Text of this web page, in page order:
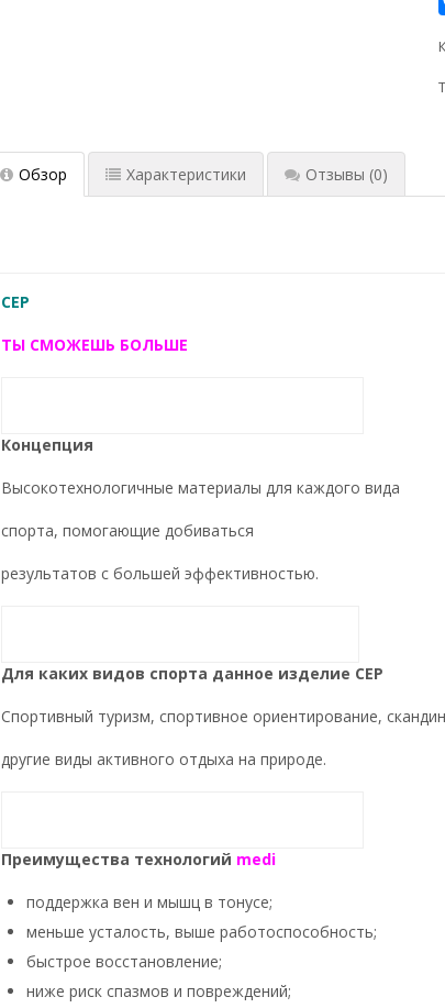
Обзор Характеристики Отзывы (0)
CEP
ТЫ СМОЖЕШЬ БОЛЬШЕ
Концепция
Высокотехнологичные материалы для каждого вида
спорта, помогающие добиваться
результатов с большей эффективностью.
Для каких видов спорта данное изделие CEP
Спортивный туризм, спортивное ориентирование,
другие виды активного отдыха на природе.
Преимущества технологий medi
поддержка вен и мышц в тонусе;
меньше усталость, выше работоспособность;
быстрое восстановление;
ниже риск спазмов и повреждений;